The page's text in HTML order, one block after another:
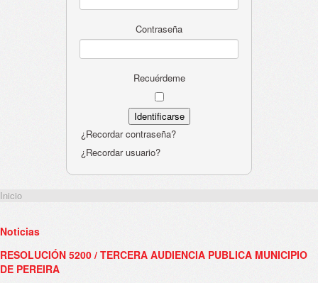
Contraseña
Recuérdeme
¿Recordar contraseña?
¿Recordar usuario?
Inicio
Noticias
RESOLUCIÓN 5200 / TERCERA AUDIENCIA PUBLICA MUNICIPIO
DE PEREIRA